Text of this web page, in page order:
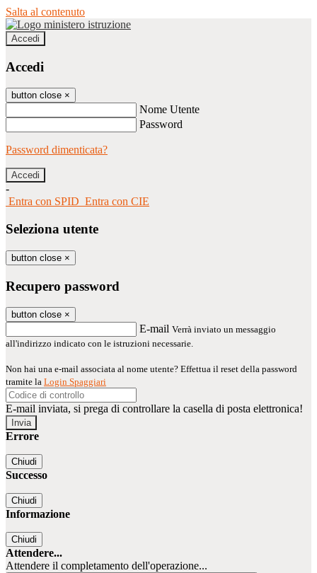
Salta al contenuto
Accedi
Accedi
button close ×
Nome Utente
Password
Password dimenticata?
-
Entra con SPID Entra con CIE
Seleziona utente
button close ×
Recupero password
button close ×
E-mail Verrà inviato un messaggio
all'indirizzo indicato con le istruzioni necessarie.
Non hai una e-mail associata al nome utente? Effettua il reset della password
tramite la Login Spaggiari
E-mail inviata, si prega di controllare la casella di posta elettronica!
Errore
Chiudi
Successo
Chiudi
Informazione
Chiudi
Attendere...
Attendere il completamento dell'operazione...